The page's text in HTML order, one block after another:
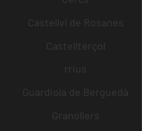
Castellví de Rosanes
Castellterçol
rrius
Guardiola de Berguedà
Granollers